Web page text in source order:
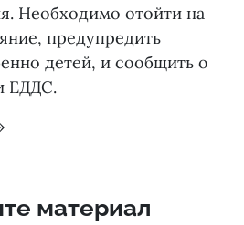
Необходимо отойти на
предупредить
детей, и сообщить о
ЕДДС.
материал